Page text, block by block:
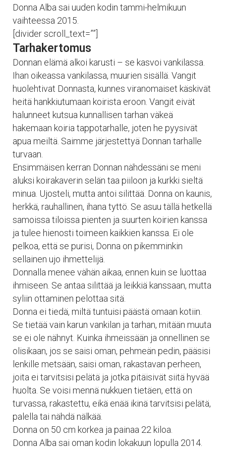
Donna Alba sai uuden kodin tammi-helmikuun
vaihteessa 2015.
[divider scroll_text=””]
Tarhakertomus
Donnan elämä alkoi karusti – se kasvoi vankilassa.
Ihan oikeassa vankilassa, muurien sisällä. Vangit
huolehtivat Donnasta, kunnes viranomaiset käskivät
heitä hankkiutumaan koirista eroon. Vangit eivät
halunneet kutsua kunnallisen tarhan väkeä
hakemaan koiria tappotarhalle, joten he pyysivät
apua meiltä. Saimme järjestettyä Donnan tarhalle
turvaan.
Ensimmäisen kerran Donnan nähdessäni se meni
aluksi koirakaverin selän taa piiloon ja kurkki sieltä
minua. Ujosteli, mutta antoi silittää. Donna on kaunis,
herkkä, rauhallinen, ihana tyttö. Se asuu tällä hetkellä
samoissa tiloissa pienten ja suurten koirien kanssa
ja tulee hienosti toimeen kaikkien kanssa. Ei ole
pelkoa, että se purisi, Donna on pikemminkin
sellainen ujo ihmettelijä.
Donnalla menee vähän aikaa, ennen kuin se luottaa
ihmiseen. Se antaa silittää ja leikkiä kanssaan, mutta
syliin ottaminen pelottaa sitä.
Donna ei tiedä, miltä tuntuisi päästä omaan kotiin.
Se tietää vain karun vankilan ja tarhan, mitään muuta
se ei ole nähnyt. Kuinka ihmeissään ja onnellinen se
olisikaan, jos se saisi oman, pehmeän pedin, pääsisi
lenkille metsään, saisi oman, rakastavan perheen,
joita ei tarvitsisi pelätä ja jotka pitäisivät siitä hyvää
huolta. Se voisi mennä nukkuen tietäen, että on
turvassa, rakastettu, eikä enää ikinä tarvitsisi pelätä,
palella tai nähdä nälkää.
Donna on 50 cm korkea ja painaa 22 kiloa.
Donna Alba sai oman kodin lokakuun lopulla 2014.